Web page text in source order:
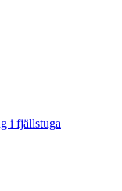
i fjällstuga